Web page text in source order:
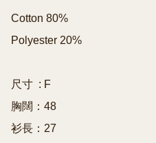
Cotton 80%
Polyester 20%
尺寸  : F
胸闊：48
衫長：27